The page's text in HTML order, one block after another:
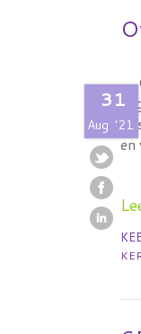
31
Aug '21
en